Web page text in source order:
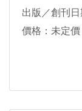
出版／創刊
價格：未定價